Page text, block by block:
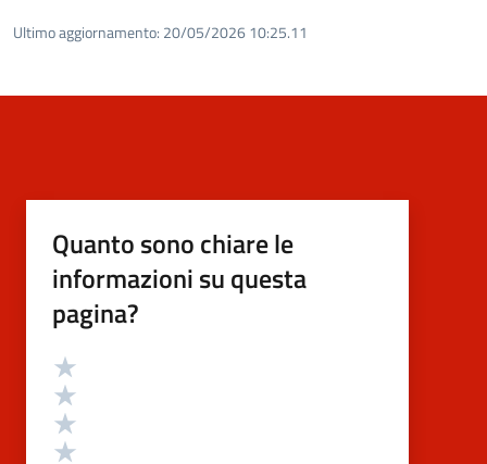
Ultimo aggiornamento: 20/05/2026 10:25.11
Quanto sono chiare le
informazioni su questa
pagina?
Valutazione